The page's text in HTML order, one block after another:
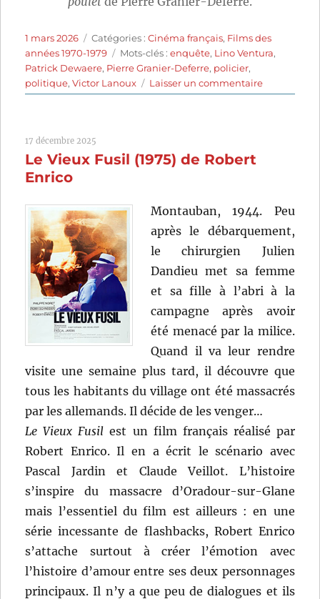
Publié
le
1 mars 2026 Catégories
Catégories :Cinéma français, Films des
années 1970-1979
Étiquettes
Mots-clés :enquête, Lino Ventura,
Patrick Dewaere, Pierre Granier-Deferre, policier,
politique,Victor Lanoux Laisser un commentairesur
Adieu
17 décembre 2025
Le Vieux Fusil (1975) de Robert
Enrico
Montauban, 1944. Peu
après le débarquement,
le chirurgien Julien
Dandieu met sa femme
et sa fille à l’abri à la
campagne après avoir
été menacé par la milice.
Quand il va leur rendre
visite une semaine plus tard, il découvre que
tous les habitants du village ont été massacrés
par les allemands. Il décide de les venger…
Le Vieux Fusil est un film français réalisé par
Robert Enrico. Il en a écrit le scénario avec
Pascal Jardin et Claude Veillot. L’histoire
s’inspire du massacre d’Oradour-sur-Glane
mais l’essentiel du film est ailleurs : en une
série incessante de flashbacks, Robert Enrico
s’attache surtout à créer l’émotion avec
l’histoire d’amour entre ses deux personnages
principaux. Il n’y a que peu de dialogues et ils